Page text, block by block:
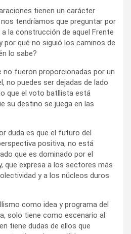
tienen un carácter
tendríamos que preguntar por
la construcción de aquel Frente
por qué no siguió los caminos de
lo sabe?
no fueron proporcionadas por un
no puedes ser dejadas de lado
que el voto batllista está
su destino se juega en las
duda es que el futuro del
positiva, no está
que es dominado por el
que expresa a los sectores más
y a los núcleos duros
como idea y programa del
solo tiene como escenario al
tiene dudas de ellos que